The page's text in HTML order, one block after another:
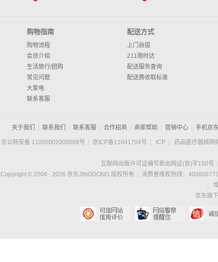
购物指南
购物流程
会员介绍
生活旅行/团购
常见问题
大家电
联系客服
配送方式
上门自提
211限时达
配送服务查询
配送费收取标准
关于我们 联系我们 联系客服 合作招商 商家帮助 营销中心 手机京
京公网安备 11000002000088号 京ICP备11041704号 ICP 药品医疗器械网
互联网出版许可证编号新出网证(京)字150号
Copyright © 2004 - 2026 京东JINGDONG 版权所有
消费者维权热线：
京东旗